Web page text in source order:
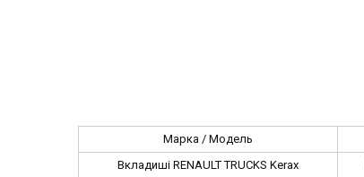
Марка / Модель
Вкладиші RENAULT TRUCKS Kerax